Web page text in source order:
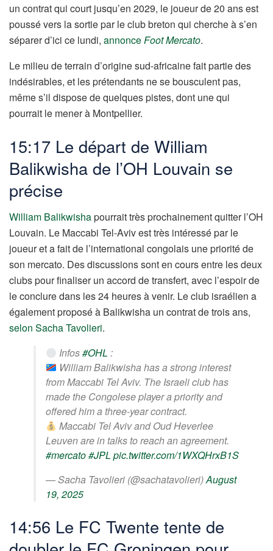
un contrat qui court jusqu’en 2029, le joueur de 20 ans est
poussé vers la sortie par le club breton qui cherche à s’en
séparer d’ici ce lundi, annonceFoot Mercato.
Le milieu de terrain d’origine sud-africaine fait partie des
indésirables, et les prétendants ne se bousculent pas,
même s’il dispose de quelques pistes, dont une qui
pourrait le mener à Montpellier.
15:17 Le départ de William
Balikwisha de l’OH Louvain se
précise
William Balikwishapourrait très prochainement quitter l’OH
Louvain. Le Maccabi Tel-Aviv est très intéressé par le
joueur et a fait de l’international congolais une priorité de
son mercato. Des discussions sont en cours entre les deux
clubs pour finaliser un accord de transfert, avec l’espoir de
le conclure dans les 24 heures à venir. Le club israélien a
également proposé à Balikwisha un contrat de trois ans,
selon Sacha Tavolieri.
Infos#OHL :
William Balikwisha has a strong interest
from Maccabi Tel Aviv. The Israeli club has
made the Congolese player a priority and
offered him a three-year contract.
Maccabi Tel Aviv and Oud Heverlee
Leuven are in talks to reach an agreement.
#mercato#JPL pic.twitter.com/1WXQHrxB1S
— Sacha Tavolieri (@sachatavolieri)August
19, 2025
14:56 Le FC Twente tente de